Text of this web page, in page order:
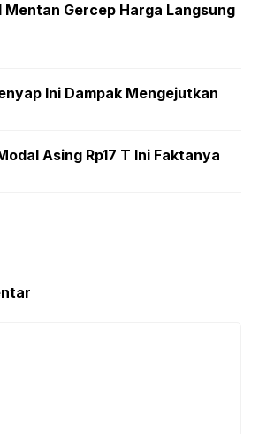
Mentan Gercep Harga Langsung
Ini Dampak Mengejutkan
Asing Rp17 T Ini Faktanya